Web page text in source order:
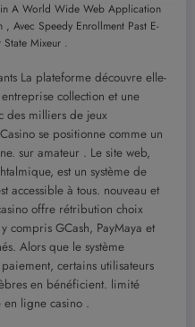
A World Wide Web Application
, Avec Speedy Enrollment Past E-
Mixeur .
La plateforme découvre elle-
collection et une
des milliers de jeux
se positionne comme un
sur amateur . Le site web,
est un système de
accessible à tous. nouveau et
offre rétribution choix
compris GCash, PayMaya et
Alors que le système
certains utilisateurs
en bénéficient. limité
ligne casino .